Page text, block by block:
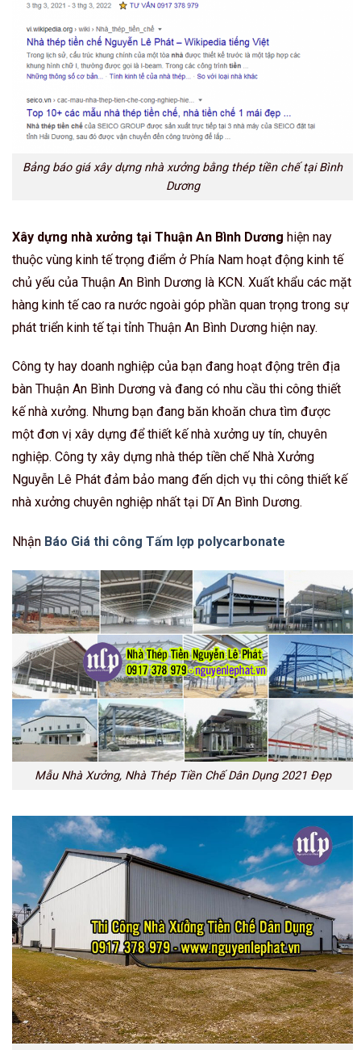
Bảng báo giá xây dựng nhà xưởng bằng thép tiền chế tại Bình
Dương
Xây dựng nhà xưởng tại Thuận An Bình Dương hiện nay
thuộc vùng kinh tế trọng điểm ở Phía Nam hoạt động kinh tế
chủ yếu của Thuận An Bình Dương là KCN. Xuất khẩu các mặt
hàng kinh tế cao ra nước ngoài góp phần quan trọng trong sự
phát triển kinh tế tại tỉnh Thuận An Bình Dương hiện nay.
Công ty hay doanh nghiệp của bạn đang hoạt động trên địa
bàn Thuận An Bình Dương và đang có nhu cầu thi công thiết
kế nhà xưởng. Nhưng bạn đang băn khoăn chưa tìm được
một đơn vị xây dựng để thiết kế nhà xưởng uy tín, chuyên
nghiệp. Công ty xây dựng nhà thép tiền chế Nhà Xưởng
Nguyễn Lê Phát đảm bảo mang đến dịch vụ thi công thiết kế
nhà xưởng chuyên nghiệp nhất tại Dĩ An Bình Dương.
Nhận Báo Giá thi công Tấm lợp polycarbonate
Mẫu Nhà Xưởng, Nhà Thép Tiền Chế Dân Dụng 2021 Đẹp